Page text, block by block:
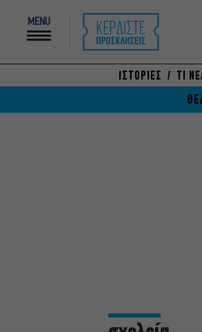
MENU
ΙΣΤΟΡΙΕΣ ΤΙ